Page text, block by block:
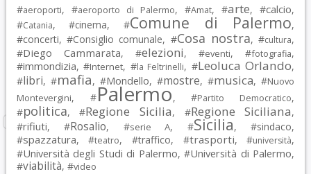
#aeroporti, #aeroporto di Palermo, #Amat, #arte, #calcio,
#Catania, #cinema, #Comune di Palermo,
#concerti, #Consiglio comunale, #Cosa nostra, #cultura,
#Diego Cammarata, #elezioni, #eventi, #fotografia,
#immondizia, #Internet, #la Feltrinelli, #Leoluca Orlando,
#libri, #mafia, #Mondello, #mostre, #musica, #Nuovo
Montevergini, #Palermo, #Partito Democratico,
#politica, #Regione Sicilia, #Regione Siciliana,
#rifiuti, #Rosalio, #serie A, #Sicilia, #sindaco,
#spazzatura, #teatro, #traffico, #trasporti, #università,
#Università degli Studi di Palermo, #Università di Palermo,
#viabilità, #video